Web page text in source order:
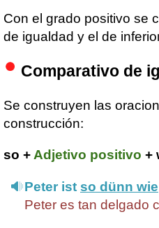
Con el grado positivo se
de igualdad y el de
Comparativo de
Se construyen las
construcción:
so +Adjetivo positivo +
Peter ist so dünn wie
Peter es tan delgado